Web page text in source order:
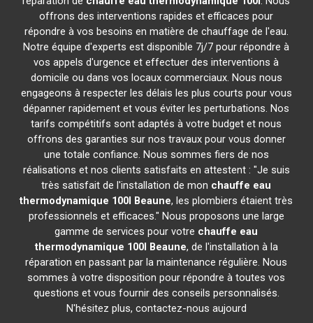
offrons des interventions rapides et efficaces pour
répondre à vos besoins en matière de chauffage de l'eau.
Notre équipe d'experts est disponible 7j/7 pour répondre à
vos appels d'urgence et effectuer des interventions à
domicile ou dans vos locaux commerciaux. Nous nous
engageons à respecter les délais les plus courts pour vous
dépanner rapidement et vous éviter les perturbations. Nos
tarifs compétitifs sont adaptés à votre budget et nous
offrons des garanties sur nos travaux pour vous donner
une totale confiance. Nous sommes fiers de nos
réalisations et nos clients satisfaits en attestent : "Je suis
très satisfait de l'installation de mon chauffe eau
thermodynamique 100l Beaune, les plombiers étaient très
professionnels et efficaces." Nous proposons une large
gamme de services pour votre chauffe eau
thermodynamique 100l Beaune, de l'installation à la
réparation en passant par la maintenance régulière. Nous
sommes à votre disposition pour répondre à toutes vos
questions et vous fournir des conseils personnalisés.
N'hésitez plus, contactez-nous aujourd